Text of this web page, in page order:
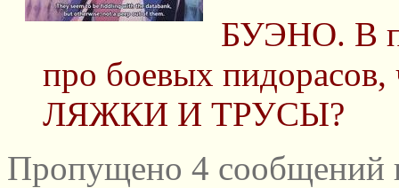
БУЭНО. В
про боевых
ЛЯЖКИ И ТРУСЫ?
Пропущено 4 сообщений